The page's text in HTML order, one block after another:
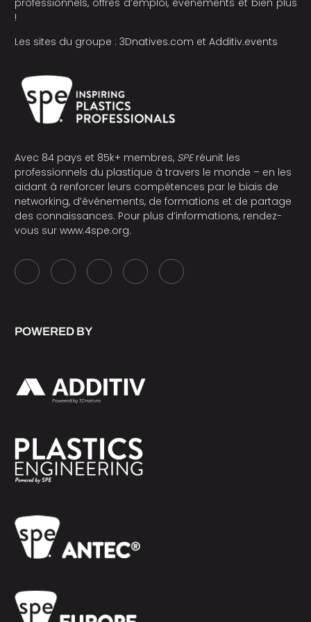
!
Les sites du groupe : 3Dnatives.com et Additiv.events
Avec 84 pays et 85k+ membres, SPEréunit les
professionnels du plastique à travers le monde – en les
aidant à renforcer leurs compétences par le biais de
networking, d’événements, de formations et de partage
des connaissances. Pour plus d’informations, rendez-
vous sur www.4spe.org.
POWERED BY